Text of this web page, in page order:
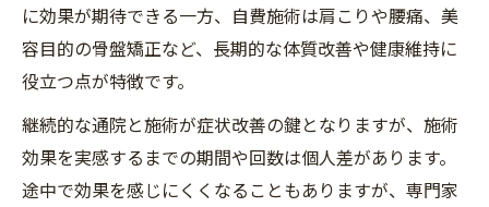
に効果が期待できる一方、自費施術は肩こりや腰痛、美
容目的の骨盤矯正など、長期的な体質改善や健康維持に
役立つ点が特徴です。
継続的な通院と施術が症状改善の鍵となりますが、施術
効果を実感するまでの期間や回数は個人差があります。
途中で効果を感じにくくなることもありますが、専門家